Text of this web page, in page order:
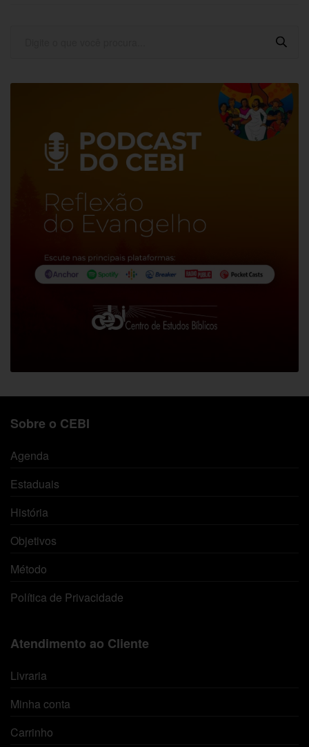
Sobre o CEBI
Agenda
Estaduais
História
Objetivos
Método
Política de Privacidade
Atendimento ao Cliente
Livraria
Minha conta
Carrinho